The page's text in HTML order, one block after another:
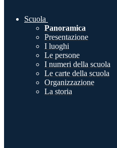
Scuola
Panoramica
Presentazione
I luoghi
Le persone
I numeri della scuola
Le carte della scuola
Organizzazione
La storia